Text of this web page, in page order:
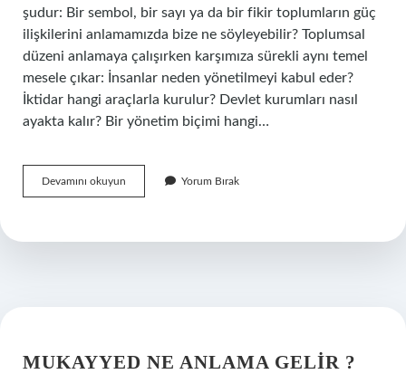
şudur: Bir sembol, bir sayı ya da bir fikir toplumların güç
ilişkilerini anlamamızda bize ne söyleyebilir? Toplumsal
düzeni anlamaya çalışırken karşımıza sürekli aynı temel
mesele çıkar: İnsanlar neden yönetilmeyi kabul eder?
İktidar hangi araçlarla kurulur? Devlet kurumları nasıl
ayakta kalır? Bir yönetim biçimi hangi…
Devamını okuyun
rakamı
?
Yorum Bırak
MUKAYYED NE ANLAMA GELIR ?